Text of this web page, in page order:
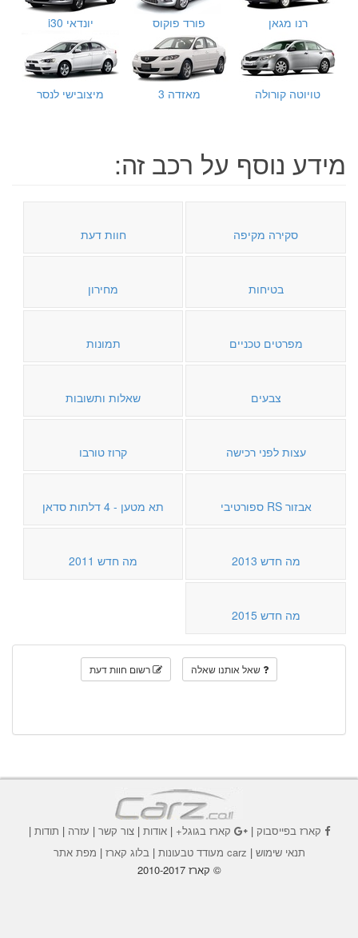
רנו מגאן פורד פוקוס יונדאי i30
טויוטה קורולה מאזדה 3 מיצובישי לנסר
מידע נוסף על רכב זה:
סקירה מקיפה חוות דעת
בטיחות מחירון
מפרטים טכניים תמונות
צבעים שאלות ותשובות
עצות לפני רכישה קרוז טורבו
אבזור RS ספורטיבי תא מטען - 4 דלתות סדאן
מה חדש 2013 מה חדש 2011
מה חדש 2015
שאל אותנו שאלה רשום חוות דעת
קארז בפייסבוק| קארז בגוגל+|אודות |צור קשר | עזרה | תודות |
תנאי שימוש | carz מעודד טבעונות |בלוג קארז | מפת אתר
© קארז 2010-2017